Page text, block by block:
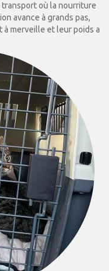
où la nourriture
avance à grands pas,
merveille et leur poids a